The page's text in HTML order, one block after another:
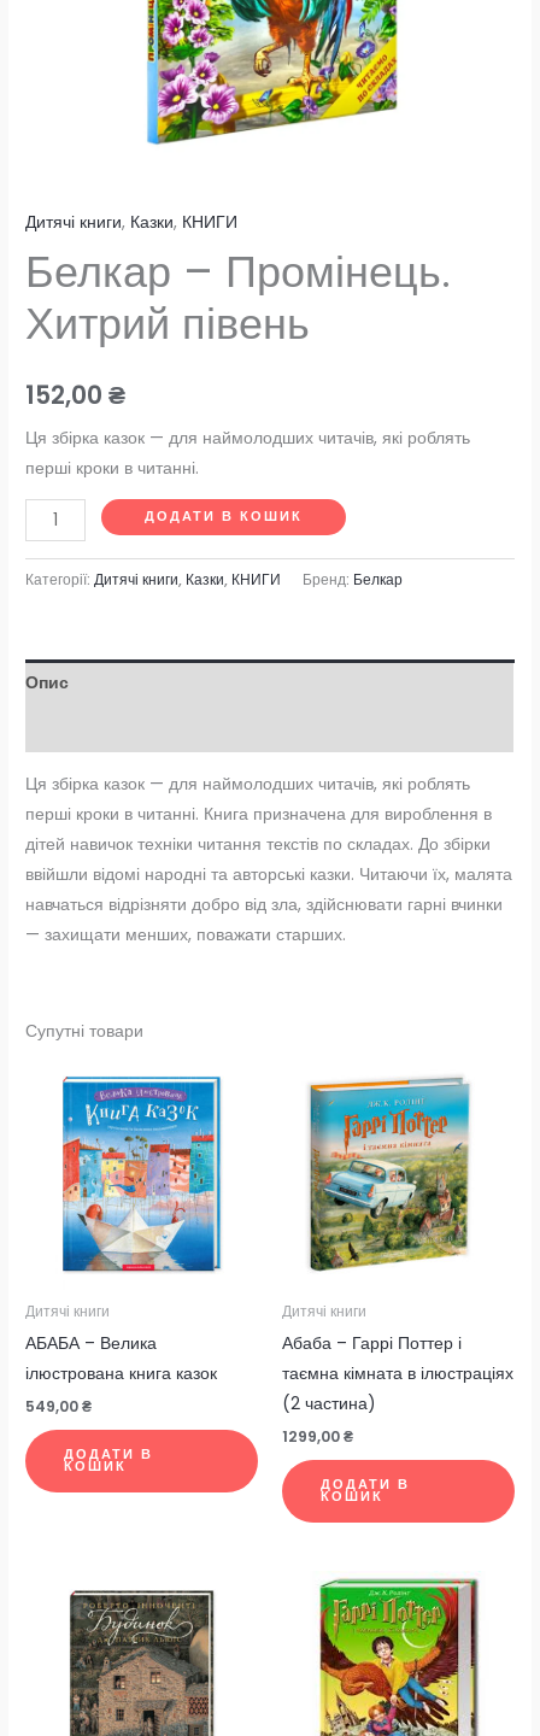
Дитячі книги, Казки, КНИГИ
Белкар – Промінець.
Хитрий півень
152,00₴
Ця збірка казок — для наймолодших читачів, які роблять
перші кроки в читанні.
ДОДАТИ В КОШИК
Категорії:Дитячі книги, Казки, КНИГИ Бренд: Белкар
Опис
Ця збірка казок — для наймолодших читачів, які роблять
перші кроки в читанні. Книга призначена для вироблення в
дітей навичок техніки читання текстів по складах. До збірки
ввійшли відомі народні та авторські казки. Читаючи їх, малята
навчаться відрізняти добро від зла, здійснювати гарні вчинки
— захищати менших, поважати старших.
Супутні товари
Дитячі книги
АБАБА – Велика
ілюстрована книга казок
549,00₴
ДОДАТИ В
КОШИК
Дитячі книги
Абаба – Гаррі Поттер і
таємна кімната в ілюстраціях
(2 частина)
1299,00₴
ДОДАТИ В
КОШИК